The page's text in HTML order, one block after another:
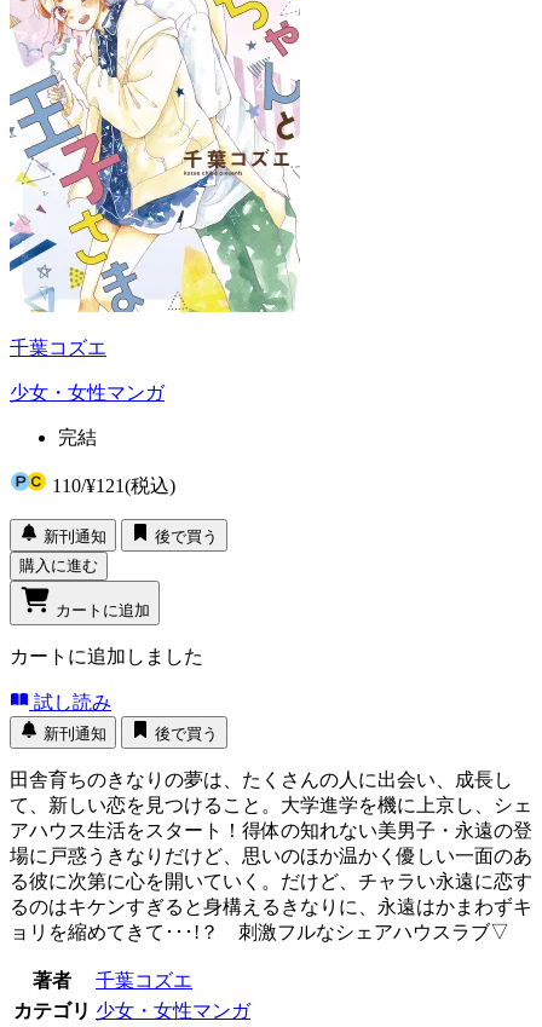
千葉コズエ
少女・女性マンガ
完結
110/¥121(税込)
新刊通知
後で買う
購入に進む
カートに追加
カートに追加しました
試し読み
新刊通知 後で買う
田舎育ちのきなりの夢は、たくさんの人に出会い、成長し
て、新しい恋を見つけること。大学進学を機に上京し、シェ
アハウス生活をスタート！得体の知れない美男子・永遠の登
場に戸惑うきなりだけど、思いのほか温かく優しい一面のあ
る彼に次第に心を開いていく。だけど、チャラい永遠に恋す
るのはキケンすぎると身構えるきなりに、永遠はかまわずキ
ョリを縮めてきて･･･!？ 刺激フルなシェアハウスラブ▽
著者
千葉コズエ
カテゴリ 少女・女性マンガ